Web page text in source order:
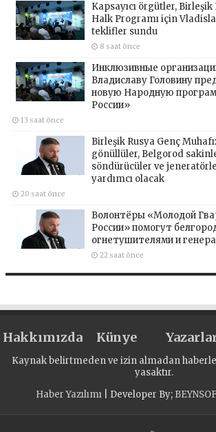
Kapsayıcı örgütler, Birleşik
Halk Programı için
teklifler sundu
8 saat önce
Инклюзивные
Владиславу Головину
новую Народную
России»
13 saat önce
Birleşik Rusya Genç
gönüllüler, Belgorod
söndürücüler ve
yardımcı olacak
20 saat önce
Волонтёры «Молодой
России» помогут
огнетушителями и
22 saat önce
Hakkımızda Künye
Kaynak belirtmeden ve izin almadan
yasaktır.
Haber Yazılımı| Developer By;